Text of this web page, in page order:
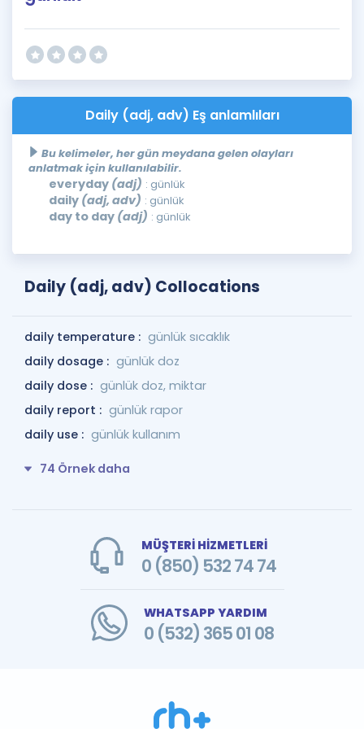
Daily (adj, adv) Eş anlamlıları
Bu kelimeler, her gün meydana gelen olayları
anlatmak için kullanılabilir.
everyday (adj) : günlük
daily (adj, adv) : günlük
day to day (adj) : günlük
Daily (adj, adv) Collocations
daily temperature : günlük sıcaklık
daily dosage : günlük doz
daily dose : günlük doz, miktar
daily report : günlük rapor
daily use : günlük kullanım
74 Örnek daha
MÜŞTERİ HİZMETLERİ
0 (850) 532 74 74
WHATSAPP YARDIM
0 (532) 365 01 08